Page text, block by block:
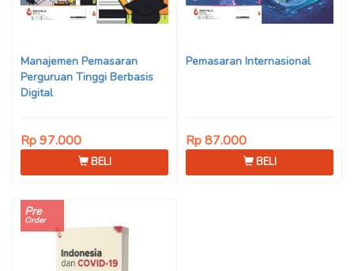
Manajemen Pemasaran
Perguruan Tinggi Berbasis
Digital
Rp 97.000
BELI
Pemasaran Internasional
Rp 87.000
BELI
Pre
Order